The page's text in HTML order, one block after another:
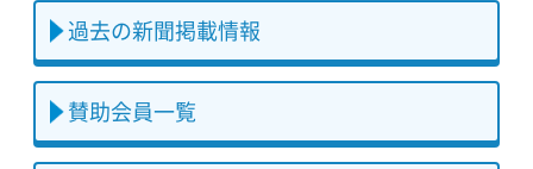
過去の新聞掲載情報
賛助会員一覧